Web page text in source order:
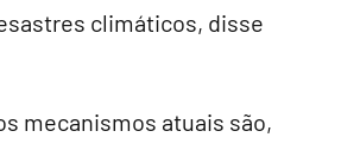
climáticos, disse
mecanismos atuais são,